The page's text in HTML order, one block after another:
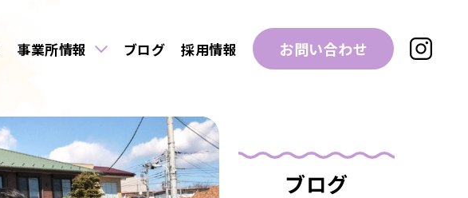
事業所情報 ブログ 採用情報 お問い合わせ
ブログ